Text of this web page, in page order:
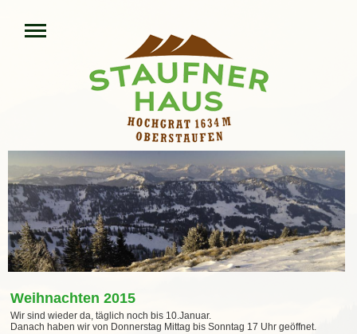
Weihnachten 2015
Wir sind wieder da, täglich noch bis 10.Januar.
Danach haben wir von Donnerstag Mittag bis Sonntag 17 Uhr geöffnet.